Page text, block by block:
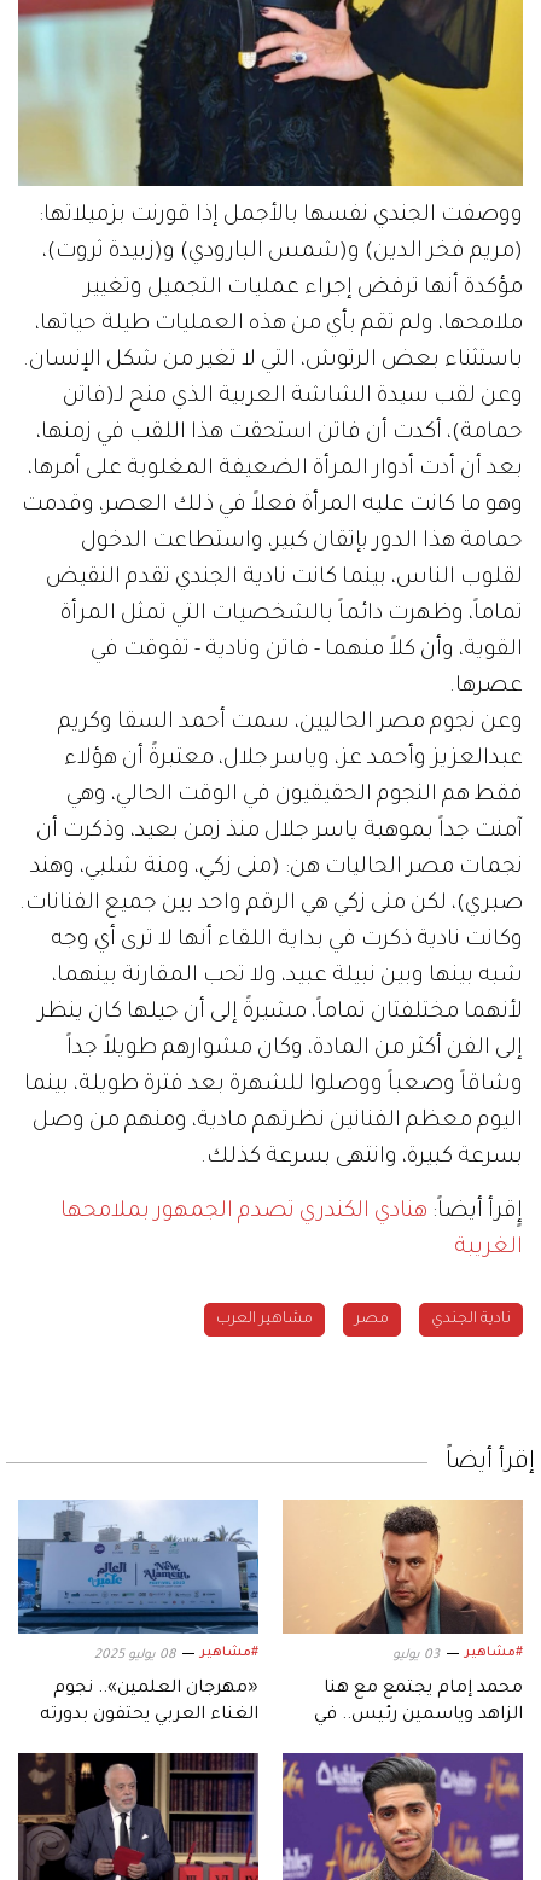
ووصفت الجندي نفسها بالأجمل إذا قورنت بزميلاتها:
(مريم فخر الدين) و(شمس البارودي) و(زبيدة ثروت)،
مؤكدة أنها ترفض إجراء عمليات التجميل وتغيير
ملامحها، ولم تقم بأي من هذه العمليات طيلة حياتها،
باستثناء بعض الرتوش، التي لا تغير من شكل الإنسان.
وعن لقب سيدة الشاشة العربية الذي منح لـ(فاتن
حمامة)، أكدت أن فاتن استحقت هذا اللقب في زمنها،
بعد أن أدت أدوار المرأة الضعيفة المغلوبة على أمرها،
وهو ما كانت عليه المرأة فعلاً في ذلك العصر، وقدمت
حمامة هذا الدور بإتقان كبير، واستطاعت الدخول
لقلوب الناس، بينما كانت نادية الجندي تقدم النقيض
تماماً، وظهرت دائماً بالشخصيات التي تمثل المرأة
القوية، وأن كلاً منهما - فاتن ونادية - تفوقت في
عصرها.
وعن نجوم مصر الحاليين، سمت أحمد السقا وكريم
عبدالعزيز وأحمد عز، وياسر جلال، معتبرةً أن هؤلاء
فقط هم النجوم الحقيقيون في الوقت الحالي، وهي
آمنت جداً بموهبة ياسر جلال منذ زمن بعيد، وذكرت أن
نجمات مصر الحاليات هن: (منى زكي، ومنة شلبي، وهند
صبري)، لكن منى زكي هي الرقم واحد بين جميع الفنانات.
وكانت نادية ذكرت في بداية اللقاء أنها لا ترى أي وجه
شبه بينها وبين نبيلة عبيد، ولا تحب المقارنة بينهما،
لأنهما مختلفتان تماماً، مشيرةً إلى أن جيلها كان ينظر
إلى الفن أكثر من المادة، وكان مشوارهم طويلاً جداً
وشاقاً وصعباً ووصلوا للشهرة بعد فترة طويلة، بينما
اليوم معظم الفنانين نظرتهم مادية، ومنهم من وصل
بسرعة كبيرة، وانتهى بسرعة كذلك.
إٍقرأ أيضاً: هنادي الكندري تصدم الجمهور بملامحها
الغريبة
نادية الجندي مصر مشاهير العرب
إقرأ أيضاً
#مشاهير 03 يوليو
محمد إمام يجتمع مع هنا
الزاهد وياسمين رئيس.. في
#مشاهير 08 يوليو 2025
«مهرجان العلمين».. نجوم
الغناء العربي يحتفون بدورته